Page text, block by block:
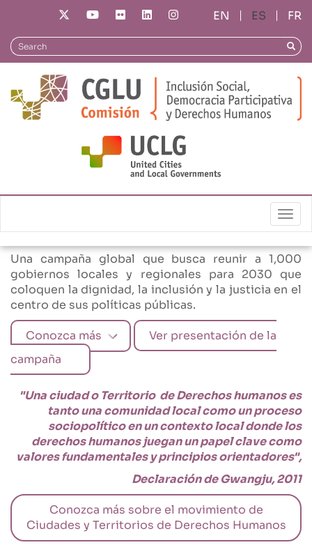
contenido
principal
ES
FR
Search
10, 100, 1.000
Ciudades y Territorios
de Derechos Humanos
para 2030
¡Únase a nuestro
Una campaña global que busca reunir a 1,000
gobiernos locales y regionales para 2030 que
coloquen la dignidad, la inclusión y la justicia en el
centro de sus políticas públicas.
Conozca más
Ver presentación de la
campaña
"Una ciudad o Territorio de Derechos humanos es
tanto una comunidad local como un proceso
sociopolítico en un contexto local donde los
derechos humanos juegan un papel clave como
valores fundamentales y principios orientadores",
Declaración de Gwangju, 2011
Conozca más sobre el movimiento de
Ciudades y Territorios de Derechos Humanos